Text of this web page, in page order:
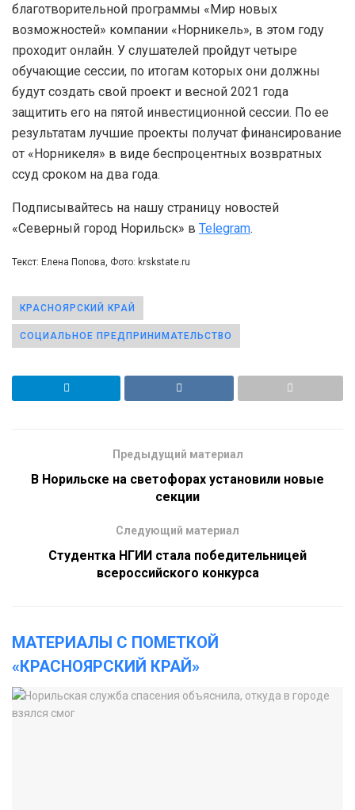
благотворительной программы «Мир новых
возможностей» компании «Норникель», в этом году
проходит онлайн. У слушателей пройдут четыре
обучающие сессии, по итогам которых они должны
будут создать свой проект и весной 2021 года
защитить его на пятой инвестиционной сессии. По ее
результатам лучшие проекты получат финансирование
от «Норникеля» в виде беспроцентных возвратных
ссуд сроком на два года.
Подписывайтесь на нашу страницу новостей
«Северный город Норильск» в Telegram.
Текст: Елена Попова, Фото: krskstate.ru
КРАСНОЯРСКИЙ КРАЙ
СОЦИАЛЬНОЕ ПРЕДПРИНИМАТЕЛЬСТВО
Предыдущий материал
В Норильске на светофорах установили новые
секции
Следующий материал
Студентка НГИИ стала победительницей
всероссийского конкурса
МАТЕРИАЛЫ С ПОМЕТКОЙ
«КРАСНОЯРСКИЙ КРАЙ»